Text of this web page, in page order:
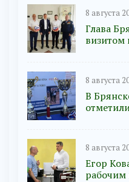
8 августа
Глава
визитом
8 августа
В
8 августа
Егор
рабочим